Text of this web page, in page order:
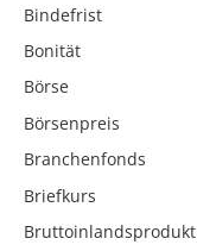
Bindefrist
Bonität
Börse
Börsenpreis
Branchenfonds
Briefkurs
Bruttoinlandsprodukt